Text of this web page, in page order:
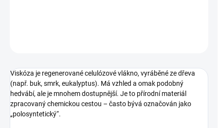
Viskóza je regenerované celulózové vlákno, vyráběné ze dřeva
(např. buk, smrk, eukalyptus). Má vzhled a omak podobný
hedvábí, ale je mnohem dostupnější. Je to přírodní materiál
zpracovaný chemickou cestou – často bývá označován jako
„polosyntetický“.